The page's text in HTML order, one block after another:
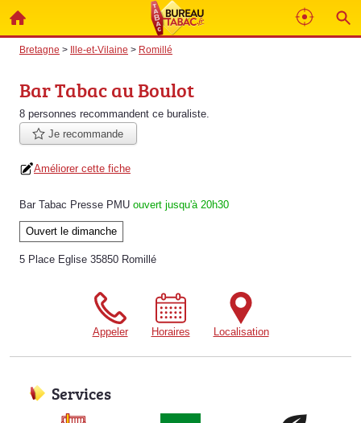
Bretagne > Ille-et-Vilaine > Romillé
Bar Tabac au Boulot
8 personnes recommandent ce buraliste.
Je recommande
Améliorer cette fiche
Bar Tabac Presse PMU ouvert jusqu'à 20h30
Ouvert le dimanche
5 Place Eglise 35850 Romillé
Appeler Horaires Localisation
Services